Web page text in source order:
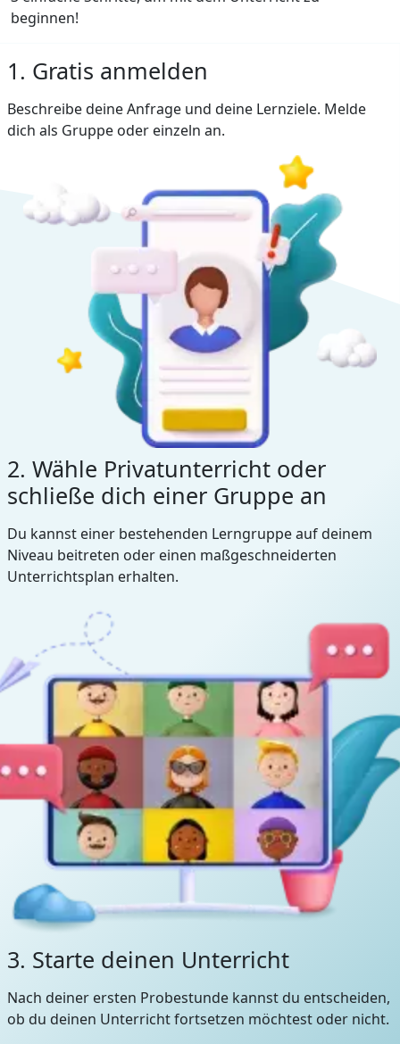
beginnen!
1. Gratis anmelden
Beschreibe deine Anfrage und deine Lernziele. Melde
dich als Gruppe oder einzeln an.
2. Wähle Privatunterricht oder
schließe dich einer Gruppe an
Du kannst einer bestehenden Lerngruppe auf deinem
Niveau beitreten oder einen maßgeschneiderten
Unterrichtsplan erhalten.
3. Starte deinen Unterricht
Nach deiner ersten Probestunde kannst du entscheiden,
ob du deinen Unterricht fortsetzen möchtest oder nicht.